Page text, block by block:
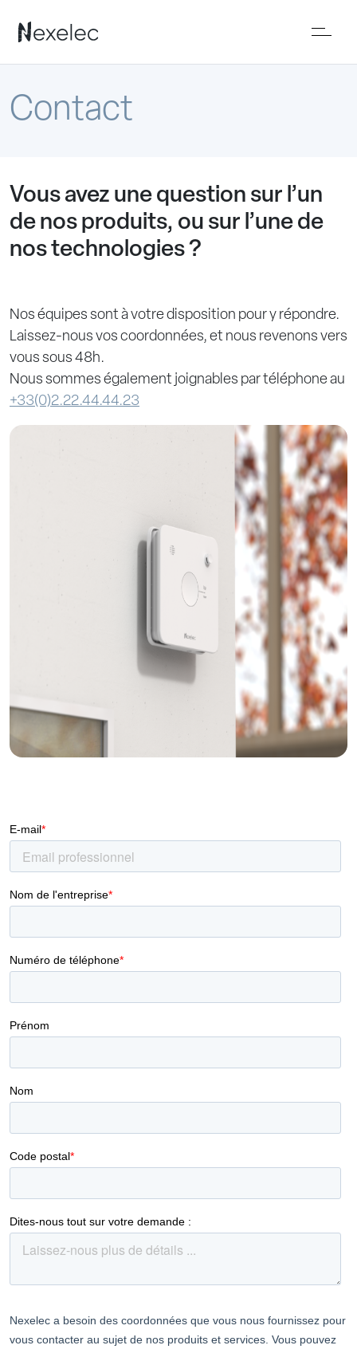
Contact
Vous avez une question sur l’un
de nos produits, ou sur l’une de
nos technologies ?
Nos équipes sont à votre disposition pour y répondre.
Laissez-nous vos coordonnées, et nous revenons vers
vous sous 48h.
Nous sommes également joignables par téléphone au
+33(0)2.22.44.44.23